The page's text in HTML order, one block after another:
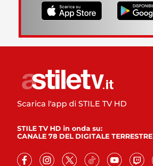
Scarica l'app di STILE TV HD
STILE TV HD in onda su:
CANALE 78 DEL DIGITALE TERRESTRE